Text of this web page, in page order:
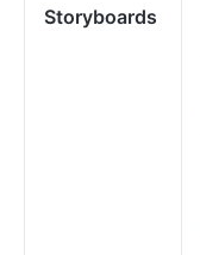
Storyboards